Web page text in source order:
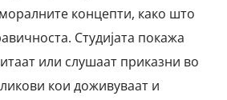
концепти, како што
Студијата покажа
или слушаат приказни во
кои доживуваат и